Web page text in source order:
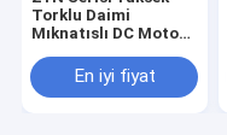
Torklu Daimi
Mıknatıslı DC Motor
3000RPMEn iyi fiyat